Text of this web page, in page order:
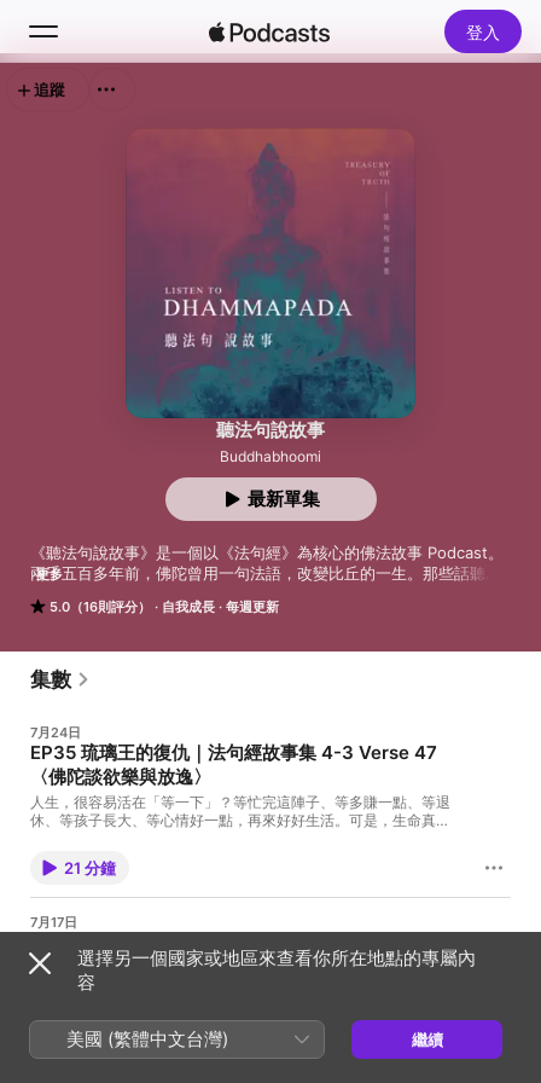
登入
聽法句說故事
Buddhabhoomi
5.0（16則評分） 自我成長 每週更新
《聽法句說故事》是一個以《法句經》為核心的佛法故事 Podcast。
兩千五百多年前，佛陀曾用一句法語，改變比丘的一生。那些話聽起
恨、焦慮裡的不安、人生無常中的迷惘。
關係、焦慮、恐懼、嫉妒、放不下與人生困境，把《法句經》的智慧
帶回日常。透過佛法、正念、修行與生活覺觀，練習看見自己的心。
如果你對佛學、佛法故事、冥想、瑜伽哲學、身心靈成長，或生命智
開佛法大門的一塊敲門磚。
我和你一樣，都還在路上。
◎ 專頁連結：https://linkgoods.com/dhammapada
更多
最新單集
追蹤
集數
7月24日
EP35 琉璃王的復仇｜法句經故事集 4-3 Verse 47
〈佛陀談欲樂與放逸〉
人生，很容易活在「等一下」？等忙完這陣子、等多賺一點、等退
休、等孩子長大、等心情好一點，再來好好生活。可是，生命真的
美、卻也很震撼的譬喻：忙著採花的人，沉醉於眼前的美好，心卻
早已黏在欲樂裡。就在毫無警覺的時候，死亡如洪水般突如其來，
把一切帶走。 《法句經》花品，第47偈：Pupphāni h'eva
mahoghova maccu ādāya gacchati.採集諸花卉，心生染著的人，
沉淪生死，一如洪水沖走沉睡的村落。 這一集，我們從琉璃王與釋
迦族的故事，學習誠實的自省、持續的正念與精進，成為生命的態
度。 願我們都記得：花會凋零，心不要沉睡。 🎧 本集內容 琉璃王
逸」？欲樂、執取與無常的關係如何在繁華世界裡，依然保持覺知
🎵 片尾原創歌曲｜〈一花一落〉
https://streetvoice.com/sakae25/songs/album/97325652/ 加入
21 分鐘
7月17日
常〉
《法句經故事集》第46偈裡，一位修行卡住的比丘，以為自己需要
樓，以及河面上不斷生起、破滅的泡沫。佛陀以泡沫與幻影留下了
這句法語，提醒我們洞察生命的無常；更留下了一個極美、也極危
險的比喻——斬斷魔羅的花箭，走向死亡之王尋不見的彼岸。 巴利
24 分鐘
選擇另一個國家或地區來查看你所在地點的專屬內
容
美國 (繁體中文台灣) 繼續